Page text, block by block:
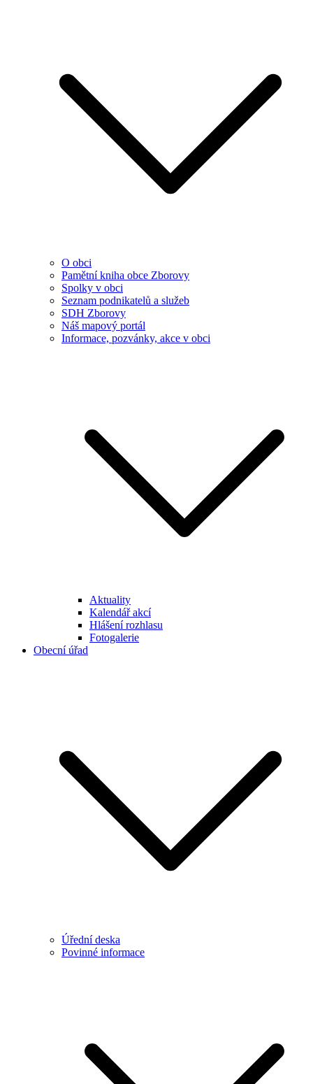
O obci
Pamětní kniha obce Zborovy
Spolky v obci
Seznam podnikatelů a služeb
SDH Zborovy
Náš mapový portál
Informace, pozvánky, akce v obci
Aktuality
Kalendář akcí
Hlášení rozhlasu
Fotogalerie
Obecní úřad
Úřední deska
Povinné informace